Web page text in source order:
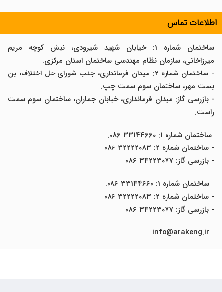
اطلاعات تماس
ساختمان شماره 1: خیابان شهید شیرودی، نبش کوچه مریم
میرزاخانی، سازمان نظام مهندسی ساختمان استان مرکزی.
- ساختمان شماره 2: میدان فرمانداری، جنب شورای حل اختلاف، بن
بست مهر، ساختمان سوم سمت چپ.
- بازرسی گاز: میدان فرمانداری، خیابان جماران، ساختمان سوم سمت
راست.
ساختمان شماره 1: 33144660 086.
- ساختمان شماره 2: 32222083 086
- بازرسی گاز: 34223077 086
ساختمان شماره 1: 33144660 086.
- ساختمان شماره 2: 32222083 086
- بازرسی گاز: 34223077 086